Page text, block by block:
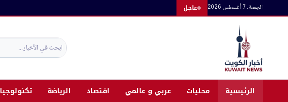
الجمعة، 7 أغسطس 2026 عاجل
الرئيسية محليات عربي و عالمي اقتصاد الرياضة تكنولوجيا